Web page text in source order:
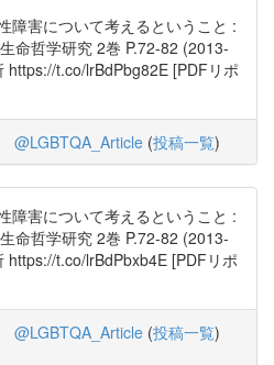
障害について考えるということ :
命哲学研究 2巻 P.72-82 (2013-
https://t.co/lrBdPbg82E [PDFリポ
@LGBTQA_Article (投稿一覧)
障害について考えるということ :
命哲学研究 2巻 P.72-82 (2013-
https://t.co/lrBdPbxb4E [PDFリポ
@LGBTQA_Article (投稿一覧)